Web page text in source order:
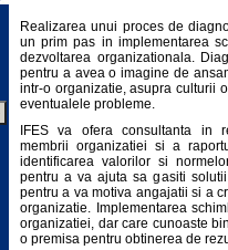
Realizarea unui proces de
un prim pas in implementarea
dezvoltarea organizationala.
pentru a avea o imagine de
intr-o organizatie, asupra culturii
eventualele probleme.
IFES va ofera consultanta in
membrii organizatiei si a
identificarea valorilor si
pentru a va ajuta sa gasiti
pentru a va motiva angajatii si a
organizatie. Implementarea
organizatiei, dar care cunoaste
o premisa pentru obtinerea de